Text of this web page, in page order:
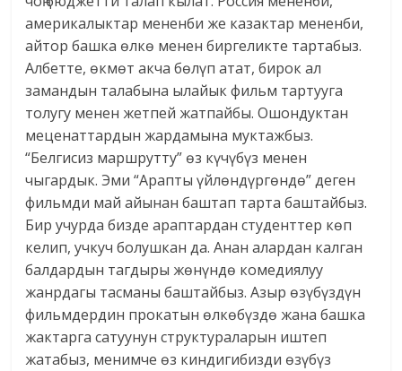
америкалыктар мененби же казактар мененби,
айтор башка өлкө менен биргеликте тартабыз.
Албетте, өкмөт акча бөлүп атат, бирок ал
замандын талабына ылайык фильм тартууга
толугу менен жетпей жатпайбы. Ошондуктан
меценаттардын жардамына муктажбыз.
“Белгисиз маршрутту” өз күчүбүз менен
чыгардык. Эми “Арапты үйлөндүргөндө” деген
фильмди май айынан баштап тарта баштайбыз.
Бир учурда бизде араптардан студенттер көп
келип, учкуч болушкан да. Анан алардан калган
балдардын тагдыры жөнүндө комедиялуу
жанрдагы тасманы баштайбыз. Азыр өзүбүздүн
фильмдердин прокатын өлкөбүздө жана башка
жактарга сатуунун структураларын иштеп
жатабыз, менимче өз киндигибизди өзүбүз